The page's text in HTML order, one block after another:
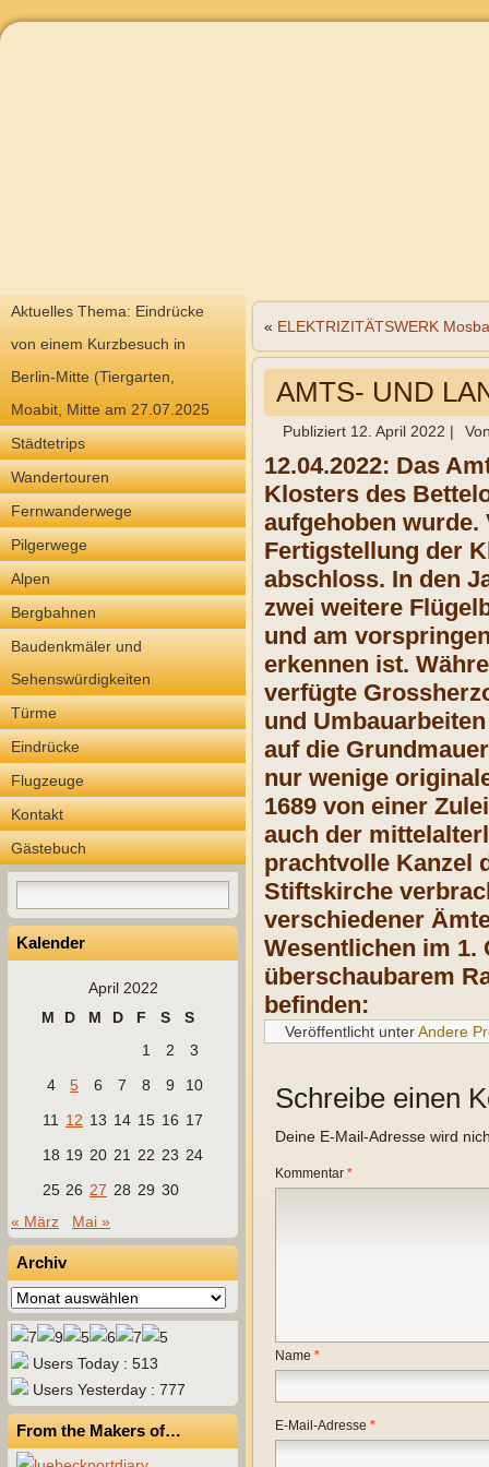
Aktuelles Thema: Eindrücke
von einem Kurzbesuch in
Berlin-Mitte (Tiergarten,
Moabit, Mitte am 27.07.2025
Städtetrips
Wandertouren
Fernwanderwege
Pilgerwege
Alpen
Bergbahnen
Baudenkmäler und
Sehenswürdigkeiten
Türme
Eindrücke
Flugzeuge
Kontakt
Gästebuch
Kalender
April 2022
M
D M D F S
S
1
2
3
4
5 6 7 8 9
10
11
12 13 14 15 16 17
18 19 20 21 22 23 24
25 26 27 28 29 30
« März
Mai »
Archiv
Archiv
Users Today : 513
Users Yesterday : 777
From the Makers of…
« ELEKTRIZITÄTSWERK
AMTS- UND
Publiziert 12. April 2022 |
12.04.2022: Das
Klosters des
aufgehoben
Fertigstellung der
abschloss. In den
zwei weitere
und am
erkennen ist.
verfügte
und
auf die
nur wenige
1689 von einer
auch der
prachtvolle Kanzel
Stiftskirche
verschiedener
Wesentlichen im 1.
überschaubarem
befinden:
Veröffentlicht unterAndere
Schreibe einen
Deine E-Mail-Adresse wird
Kommentar *
Name *
E-Mail-Adresse *